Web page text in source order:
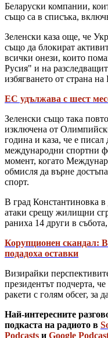
Беларуски компании,
също са в списъка,
Зеленски каза още, че
също да блокират
всички онези, които
Русия" и на
избягването от страна
ЕС удължава с шест
Зеленски също така
изключена от
година и каза, че е
международни спортни
момент, когато
обмисля да върне
спорт.
В град Константиновка
атаки срещу жилищни
раниха 14 други в
Корупционен скандал:
подадоха оставки
Визирайки
президентът подчерта,
ракети с голям обсег, за
Най-интересните
подкаста на радиото в
Podcasts и Google